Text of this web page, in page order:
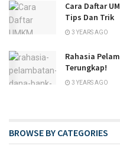
Cara Daftar
Tips Dan Trik
3 YEARS AGO
Rahasia
Terungkap!
3 YEARS AGO
BROWSE BY CATEGORIES